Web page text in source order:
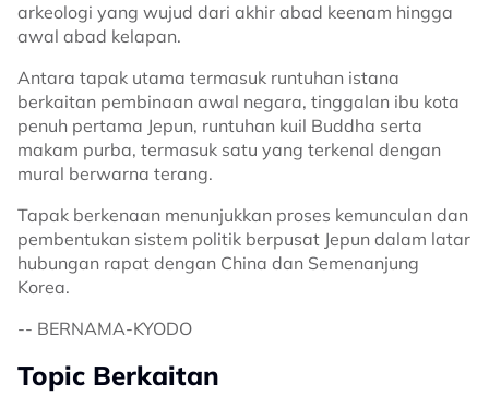
arkeologi yang wujud dari akhir abad keenam hingga
awal abad kelapan.
Antara tapak utama termasuk runtuhan istana
berkaitan pembinaan awal negara, tinggalan ibu kota
penuh pertama Jepun, runtuhan kuil Buddha serta
makam purba, termasuk satu yang terkenal dengan
mural berwarna terang.
Tapak berkenaan menunjukkan proses kemunculan dan
pembentukan sistem politik berpusat Jepun dalam latar
hubungan rapat dengan China dan Semenanjung
Korea.
-- BERNAMA-KYODO
Topic Berkaitan